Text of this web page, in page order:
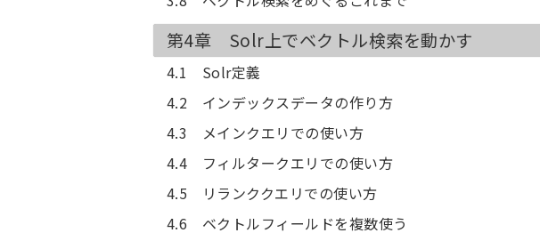
第4章 Solr上でベクトル検索を動かす
4.1 Solr定義
4.2 インデックスデータの作り方
4.3 メインクエリでの使い方
4.4 フィルタークエリでの使い方
4.5 リランククエリでの使い方
4.6 ベクトルフィールドを複数使う